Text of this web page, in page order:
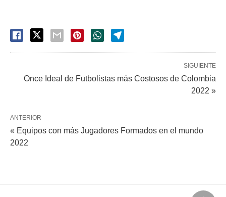
SIGUIENTE
Once Ideal de Futbolistas más Costosos de Colombia
2022 »
ANTERIOR
« Equipos con más Jugadores Formados en el mundo
2022